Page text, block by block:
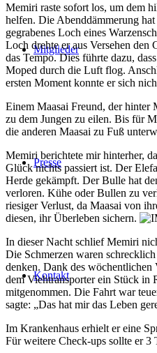
Mitglieder
Presse
Kontakt
Memiri raste sofort los, um dem
helfen. Die Abenddämmerung
gegrabenes Loch eines
Loch drehte er aus Versehen den
das Tempo. Dies führte dazu,
Moped durch die Luft flog.
ersten Moment konnte er sich
Einem Maasai Freund, der hinter
zu dem Jungen zu eilen. Bis für
die anderen Maasai zu Fuß
Memiri berichtete mir hinterher,
Glück nichts passiert ist. Der
Herde gekämpft. Der Bulle hat
verloren. Kühe oder Bullen zu
riesiger Verlust, da Maasai von
diesen, ihr Überleben sichern.
In dieser Nacht schlief Memiri
Die Schmerzen waren
denken. Dank des
dem Viehtransporter ein Stück in
mitgenommen. Die Fahrt war
sagte: „Das hat mir das Leben
Im Krankenhaus erhielt er eine
Für weitere Check-ups sollte er 3